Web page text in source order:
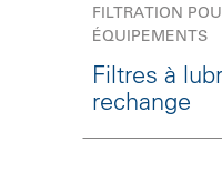
FILTRATION
ÉQUIPEMENTS
Filtres à
rechange